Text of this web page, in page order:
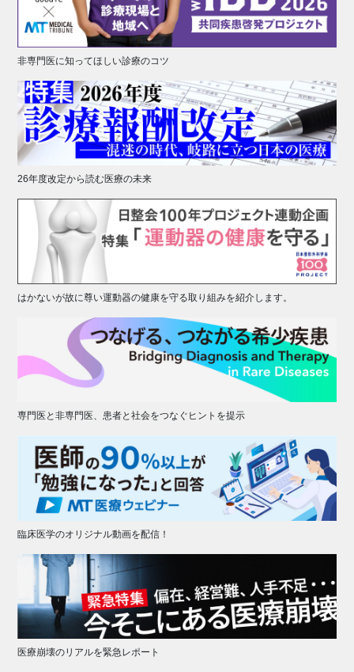
非専門医に知ってほしい診療のコツ
26年度改定から読む医療の未来
はかないが故に尊い運動器の健康を守る取り組みを紹介します。
専門医と非専門医、患者と社会をつなぐヒントを提示
臨床医学のオリジナル動画を配信！
医療崩壊のリアルを緊急レポート